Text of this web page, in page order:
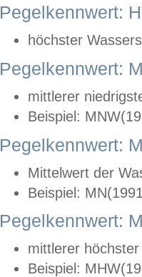
Pegelkennwert:
höchster
Pegelkennwert:
mittlerer
Beispiel:
Pegelkennwert:
Mittelwert der
Beispiel:
Pegelkennwert:
mittlerer
Beispiel: